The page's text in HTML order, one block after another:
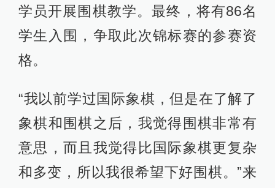
学员开展围棋教学。最终，将有86名
学生入围，争取此次锦标赛的参赛资
格。
“我以前学过国际象棋，但是在了解了
象棋和围棋之后，我觉得围棋非常有
意思，而且我觉得比国际象棋更复杂
和多变，所以我很希望下好围棋。”来